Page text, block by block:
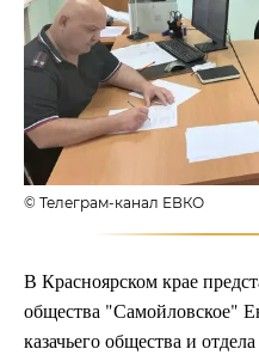
© Телеграм-канал ЕВКО
В Красноярском крае
общества "Самойловское"
казачьего общества и